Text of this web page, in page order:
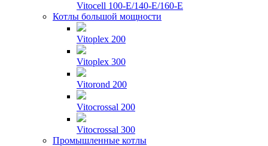
Vitocell 100-E/140-E/160-E
Котлы большой мощности
Vitoplex 200
Vitoplex 300
Vitorond 200
Vitocrossal 200
Vitocrossal 300
Промышленные котлы